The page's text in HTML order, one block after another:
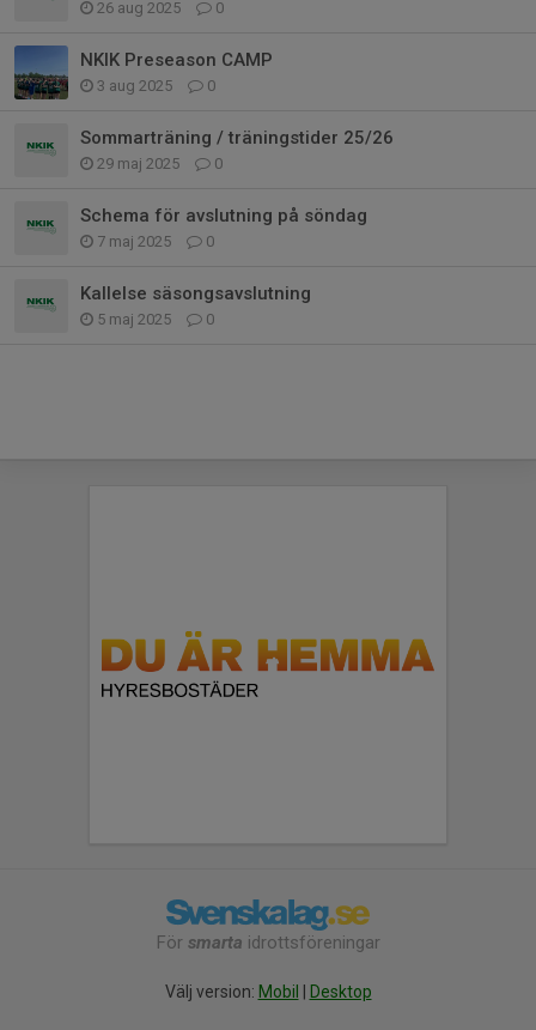
26 aug 2025 0
NKIK Preseason CAMP
3 aug 2025 0
Sommarträning / träningstider 25/26
29 maj 2025 0
Schema för avslutning på söndag
7 maj 2025 0
Kallelse säsongsavslutning
5 maj 2025 0
För smarta idrottsföreningar
Välj version: Mobil | Desktop